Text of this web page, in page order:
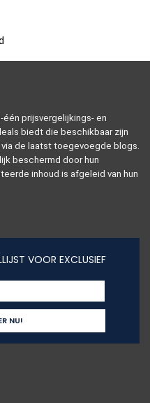
prijsvergelijkings- en
biedt die beschikbaar zijn
de laatst toegevoegde blogs.
beschermd door hun
inhoud is afgeleid van hun
VOOR EXCLUSIEF